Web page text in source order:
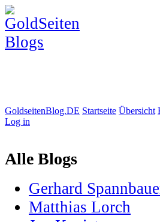
GoldseitenBlog.DE Startseite Übersicht
Log in
Alle Blogs
Gerhard
Matthias Lorch